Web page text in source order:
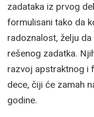
zadataka iz prvog
formulisani tako da
radoznalost, želju
rešenog zadatka.
razvoj apstraktnog i
dece, čiji će zamah
godine.